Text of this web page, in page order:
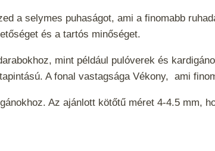
a selymes puhaságot, ami a finomabb
és a tartós minőséget.
mint például pulóverek és
A fonal vastagsága Vékony, ami
Az ajánlott kötőtű méret 4-4.5 mm,